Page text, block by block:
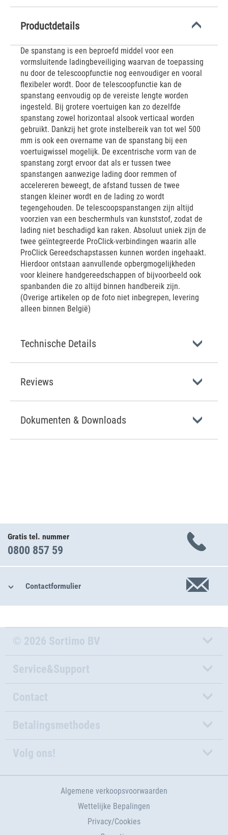
Productdetails
De spanstang is een beproefd middel voor een
vormsluitende ladingbeveiliging waarvan de toepassing
nu door de telescoopfunctie nog eenvoudiger en vooral
flexibeler wordt. Door de telescoopfunctie kan de
spanstang eenvoudig op de vereiste lengte worden
ingesteld. Bij grotere voertuigen kan zo dezelfde
spanstang zowel horizontaal alsook verticaal worden
gebruikt. Dankzij het grote instelbereik van tot wel 500
mm is ook een overname van de spanstang bij een
voertuigwissel mogelijk. De excentrische vorm van de
spanstang zorgt ervoor dat als er tussen twee
spanstangen aanwezige lading door remmen of
accelereren beweegt, de afstand tussen de twee
stangen kleiner wordt en de lading zo wordt
tegengehouden. De telescoopspanstangen zijn altijd
voorzien van een beschermhuls van kunststof, zodat de
lading niet beschadigd kan raken. Absoluut uniek zijn de
twee geïntegreerde ProClick-verbindingen waarin alle
ProClick Gereedschapstassen kunnen worden ingehaakt.
Hierdoor ontstaan aanvullende opbergmogelijkheden
voor kleinere handgereedschappen of bijvoorbeeld ook
spanbanden die zo altijd binnen handbereik zijn.
(Overige artikelen op de foto niet inbegrepen, levering
alleen binnen België)
Technische Details
Reviews
Dokumenten & Downloads
Gratis tel. nummer
0800 857 59
Contactformulier
© 2026 Sortimo BV
Service&Support
Contact
Betalingsmethodes
Volg ons!
Algemene verkoopsvoorwaarden
Wettelijke Bepalingen
Privacy/Cookies